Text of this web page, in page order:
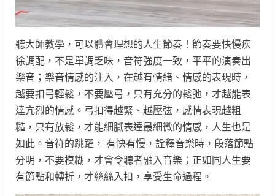
聽大師教學，可以體會理想的人生節奏！節奏要快慢疾
徐調配，不是單調乏味，音符強度一致，平平的演奏出
樂音；樂音情感的注入，在越有情緒、情感的表現時，
越要扣弓輕鬆，不要壓弓，只有充分的鬆弛，才越能表
達亢烈的情感。弓扣得越緊、越壓弦，感情表現越粗
糙，只有放鬆，才能細膩表達最細微的情感，人生也是
如此。音符的跳躍， 有快有慢，詮釋音樂時，段落節點
分明，不要模糊，才會令聽者融入音樂；正如同人生要
有節點和轉折，才絲絲入扣，享受生命過程。